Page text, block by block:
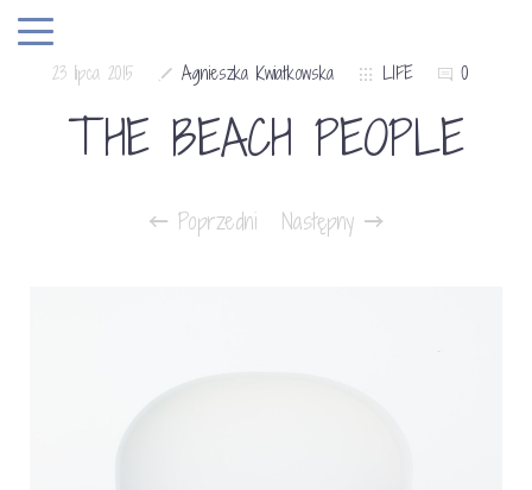
23 lipca 2015 Agnieszka Kwiatkowska LIFE 0
THE BEACH PEOPLE
Poprzedni Następny